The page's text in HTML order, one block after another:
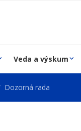
Veda a výskum
Dozorná rada